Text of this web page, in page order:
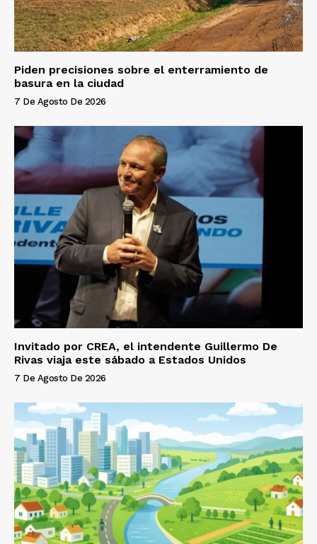
Piden precisiones sobre el enterramiento de
basura en la ciudad
7 De Agosto De 2026
Invitado por CREA, el intendente Guillermo De
Rivas viaja este sábado a Estados Unidos
7 De Agosto De 2026